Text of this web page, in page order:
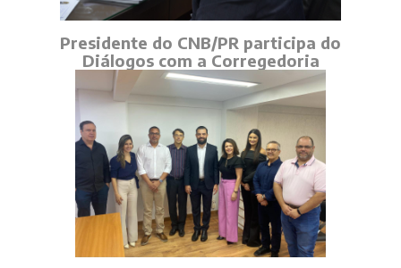
Presidente do CNB/PR participa do
Diálogos com a Corregedoria